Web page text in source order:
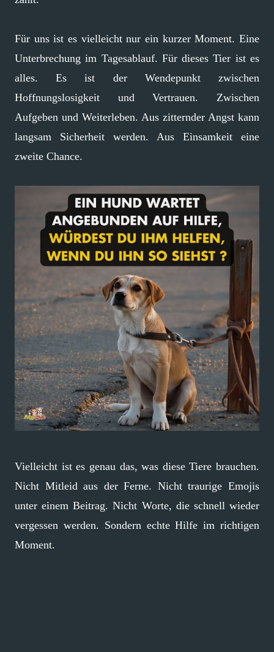
Für uns ist es vielleicht nur ein kurzer Moment. Eine
Unterbrechung im Tagesablauf. Für dieses Tier ist es
alles. Es ist der Wendepunkt zwischen
Hoffnungslosigkeit und Vertrauen. Zwischen
Aufgeben und Weiterleben. Aus zitternder Angst kann
langsam Sicherheit werden. Aus Einsamkeit eine
zweite Chance.
Vielleicht ist es genau das, was diese Tiere brauchen.
Nicht Mitleid aus der Ferne. Nicht traurige Emojis
unter einem Beitrag. Nicht Worte, die schnell wieder
vergessen werden. Sondern echte Hilfe im richtigen
Moment.